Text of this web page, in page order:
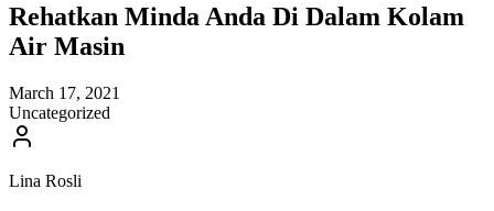
Rehatkan Minda Anda Di Dalam Kolam
Air Masin
March 17, 2021
Uncategorized
Lina Rosli